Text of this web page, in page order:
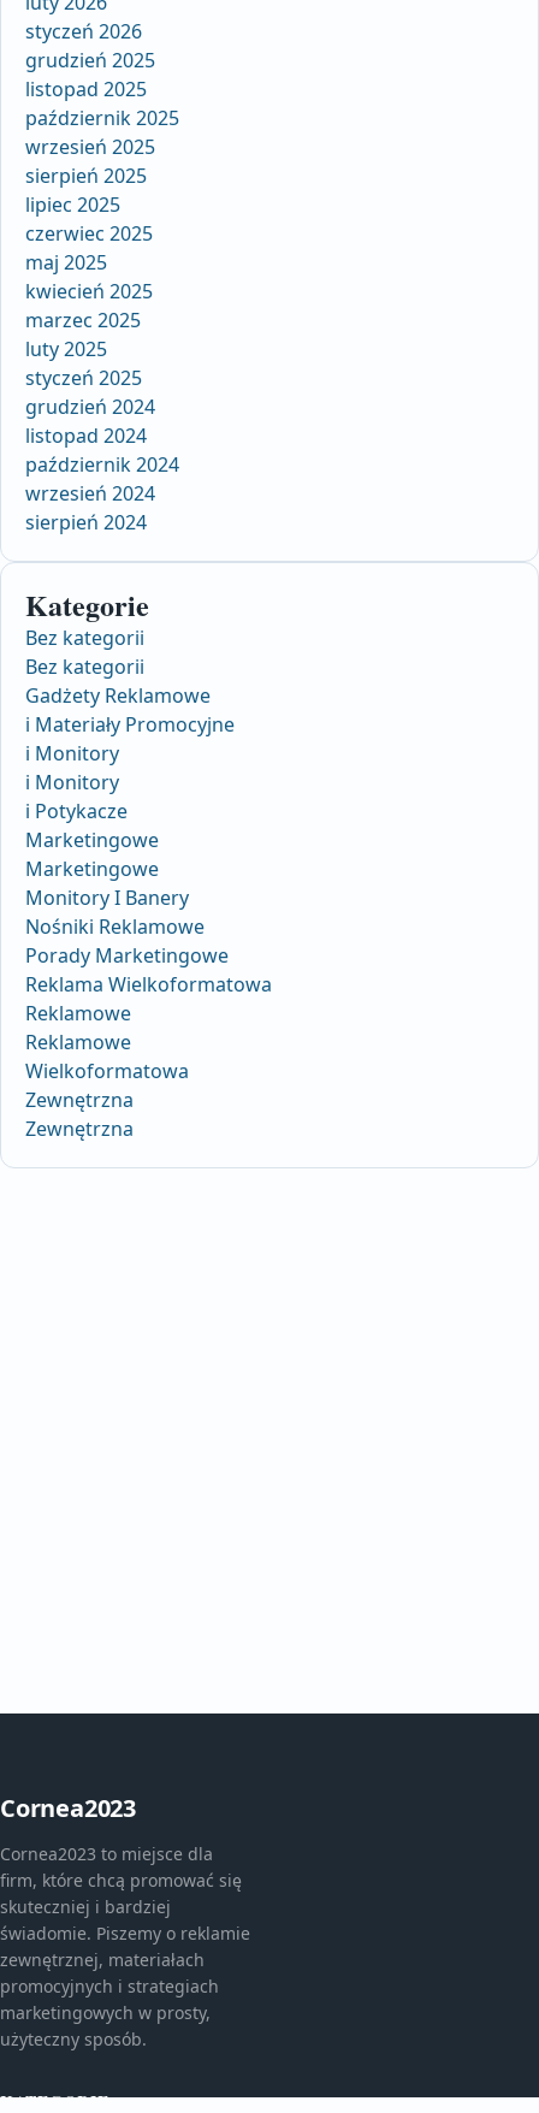
styczeń 2026
grudzień 2025
listopad 2025
październik 2025
wrzesień 2025
sierpień 2025
lipiec 2025
czerwiec 2025
maj 2025
kwiecień 2025
marzec 2025
luty 2025
styczeń 2025
grudzień 2024
listopad 2024
październik 2024
wrzesień 2024
sierpień 2024
Kategorie
Bez kategorii
Bez kategorii
Gadżety Reklamowe
i Materiały Promocyjne
i Monitory
i Monitory
i Potykacze
Marketingowe
Marketingowe
Monitory I Banery
Nośniki Reklamowe
Porady Marketingowe
Reklama Wielkoformatowa
Reklamowe
Reklamowe
Wielkoformatowa
Zewnętrzna
Zewnętrzna
Cornea2023
Cornea2023 to miejsce dla
firm, które chcą promować się
skuteczniej i bardziej
świadomie. Piszemy o reklamie
zewnętrznej, materiałach
promocyjnych i strategiach
marketingowych w prosty,
użyteczny sposób.
KATEGORIE